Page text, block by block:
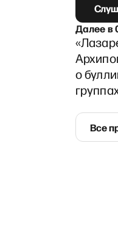
Далеев
о
Все